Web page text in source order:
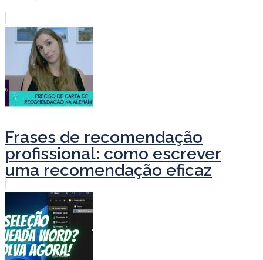
Frases de recomendação
profissional: como escrever
uma recomendação eficaz